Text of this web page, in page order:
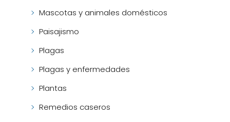
Mascotas y animales domésticos
Paisajismo
Plagas
Plagas y enfermedades
Plantas
Remedios caseros